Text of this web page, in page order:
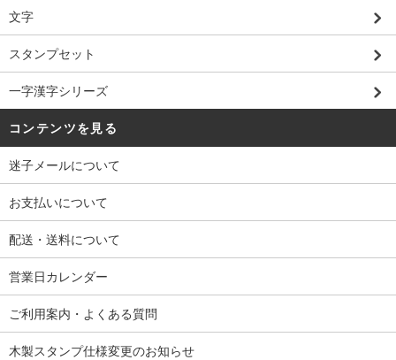
文字
スタンプセット
一字漢字シリーズ
コンテンツを見る
迷子メールについて
お支払いについて
配送・送料について
営業日カレンダー
ご利用案内・よくある質問
木製スタンプ仕様変更のお知らせ